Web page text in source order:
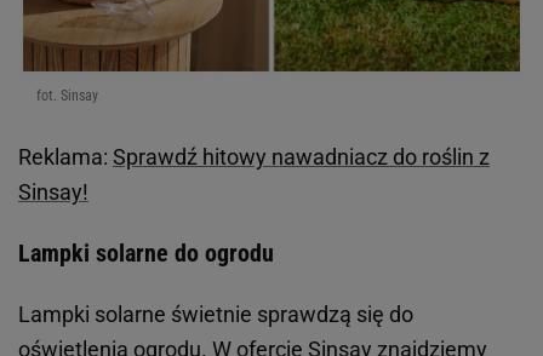
fot. Sinsay
Reklama: Sprawdź hitowy nawadniacz do roślin z
Sinsay!
Lampki solarne do ogrodu
Lampki solarne świetnie sprawdzą się do
oświetlenia ogrodu. W ofercie Sinsay znajdziemy